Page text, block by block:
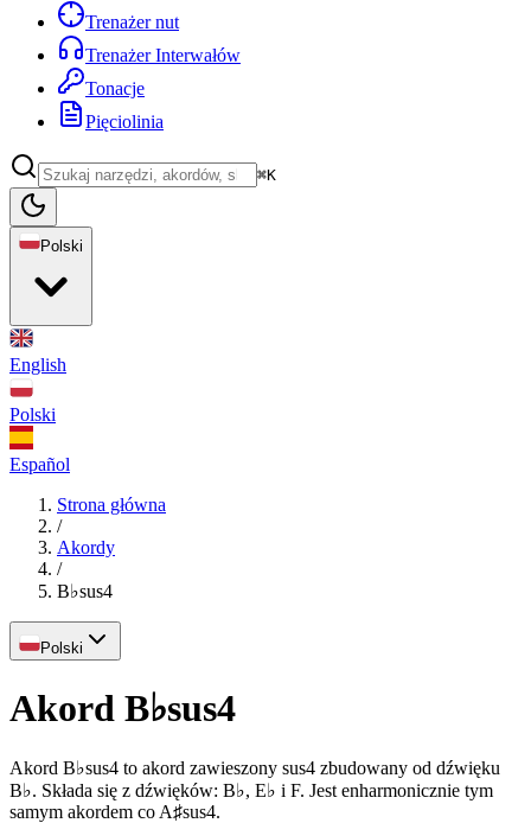
Trenażer nut
Trenażer Interwałów
Tonacje
Pięciolinia
⌘K
Polski
English
Polski
Español
Strona główna
/
Akordy
/
B♭sus4
Polski
Akord B♭sus4
Akord B♭sus4 to akord zawieszony sus4 zbudowany od dźwięku
B♭. Składa się z dźwięków: B♭, E♭ i F. Jest enharmonicznie tym
samym akordem co A♯sus4.